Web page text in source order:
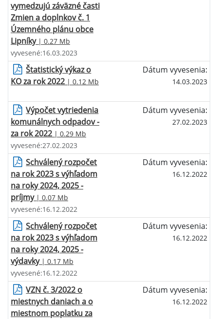
vymedzujú záväzné časti
Zmien a doplnkov č. 1
Územného plánu obce
Lipníky | 0.27 Mb
vyvesené:16.03.2023
Štatistický výkaz o
KO za rok 2022 | 0.12 Mb
Dátum vyvesenia:
14.03.2023
Výpočet vytriedenia
komunálnych odpadov -
za rok 2022 | 0.29 Mb
Dátum vyvesenia:
27.02.2023
vyvesené:27.02.2023
Schválený rozpočet
na rok 2023 s výhľadom
na roky 2024, 2025 -
príjmy| 0.07 Mb
Dátum vyvesenia:
16.12.2022
vyvesené:16.12.2022
Schválený rozpočet
na rok 2023 s výhľadom
na roky 2024, 2025 -
výdavky| 0.17 Mb
Dátum vyvesenia:
16.12.2022
vyvesené:16.12.2022
VZN č. 3/2022 o
miestnych daniach a o
miestnom poplatku za
Dátum vyvesenia:
16.12.2022